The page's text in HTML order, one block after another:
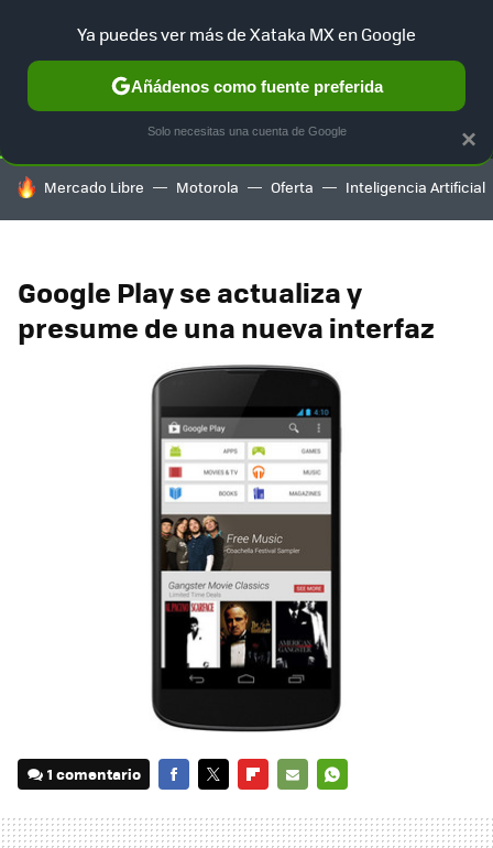
SELECCIÓN GAMING HOME AUTO TERRITORIO
HOY SE HABLA DE
Mercado Libre Motorola Oferta Inteligencia Artificial
Google Play se actualiza y
presume de una nueva interfaz
1 comentario
MAIL
×
Ya puedes ver más de Xataka MX en Google
Añádenos como fuente preferida
Solo necesitas una cuenta de Google